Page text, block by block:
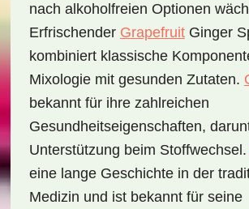
nach alkoholfreien Optionen
Erfrischender GrapefruitGinger
kombiniert klassische
Mixologie mit gesunden Zutaten.
bekannt für ihre zahlreichen
Gesundheitseigenschaften,
Unterstützung beim Stoffwechsel.
eine lange Geschichte in der
Medizin und ist bekannt für seine